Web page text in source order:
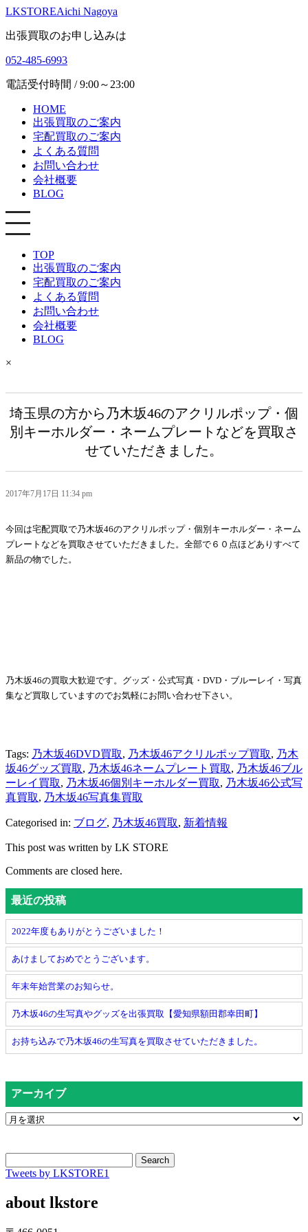
LKSTOREAichi Nagoya
出張買取のお申し込みは
052-485-6993
電話受付時間 / 9:00～23:00
HOME
出張買取のご案内
宅配買取のご案内
よくある質問
お問い合わせ
会社概要
BLOG
TOP
出張買取のご案内
宅配買取のご案内
よくある質問
お問い合わせ
会社概要
BLOG
×
埼玉県の方から乃木坂46のアクリルポップ・個
別キーホルダー・ネームプレートなどを買取さ
せていただきました。
2017年7月17日 11:34 pm
今回は宅配買取で乃木坂46のアクリルポップ・個別キーホルダー・ネーム
プレートなどを買取させていただきました。全部で６０点ほどありすべて
新品の物でした。
乃木坂46の買取大歓迎です。グッズ・公式写真・DVD・ブルーレイ・写真
集など買取していますのでお気軽にお問い合わせ下さい。
Tags: 乃木坂46DVD買取, 乃木坂46アクリルポップ買取, 乃木
坂46グッズ買取, 乃木坂46ネームプレート買取, 乃木坂46ブル
ーレイ買取, 乃木坂46個別キーホルダー買取, 乃木坂46公式写
真買取, 乃木坂46写真集買取
Categorised in: ブログ, 乃木坂46買取, 新着情報
This post was written by LK STORE
Comments are closed here.
最近の投稿
2022年度もありがとうございました！
あけましておめでとうございます。
年末年始営業のお知らせ。
乃木坂46の生写真やグッズを出張買取【愛知県額田郡幸田町】
お持ち込みで乃木坂46の生写真を買取させていただきました。
アーカイブ
Search
Tweets by LKSTORE1
about lkstore